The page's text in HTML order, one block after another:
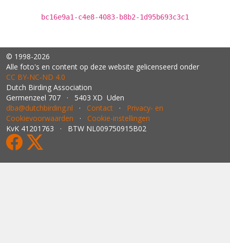
bc16e9a1-c4e8-4083-b8b2-1d95b693c3c1
© 1998-2026
Alle foto's en content op deze website gelicenseerd onder
CC BY‑NC‑ND 4.0
Dutch Birding Association
Germenzeel 707 · 5403 XD Uden
dba@dutchbirding.nl · Contact · Privacy- en
Cookievoorwaarden · Cookie-instellingen
KvK 41201763 · BTW NL009750915B02